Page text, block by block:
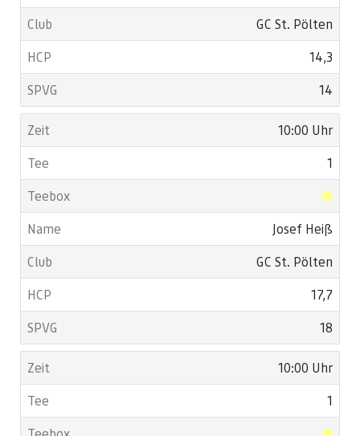
GC St. Pölten
14,3
14
10:00 Uhr
1
Josef Heiß
GC St. Pölten
17,7
18
10:00 Uhr
1